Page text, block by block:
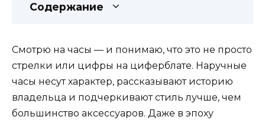
Содержание
Смотрю на часы — и понимаю, что это не просто
стрелки или цифры на циферблате. Наручные
часы несут характер, рассказывают историю
владельца и подчеркивают стиль лучше, чем
большинство аксессуаров. Даже в эпоху